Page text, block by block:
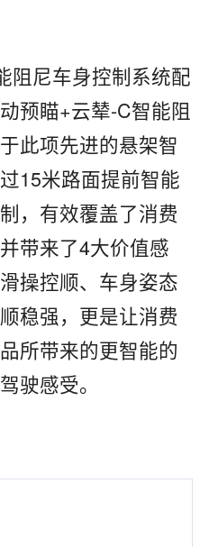
阻尼车身控制系统配
预瞄+云辇-C智能阻
此项先进的悬架智
15米路面提前智能
，有效覆盖了消费
带来了4大价值感
操控顺、车身姿态
稳强，更是让消费
所带来的更智能的
驶感受。